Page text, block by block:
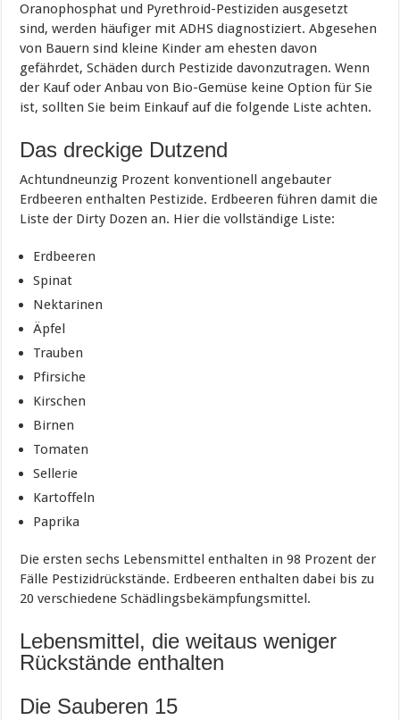
Oranophosphat und Pyrethroid-Pestiziden ausgesetzt
sind, werden häufiger mit ADHS diagnostiziert. Abgesehen
von Bauern sind kleine Kinder am ehesten davon
gefährdet, Schäden durch Pestizide davonzutragen. Wenn
der Kauf oder Anbau von Bio-Gemüse keine Option für Sie
ist, sollten Sie beim Einkauf auf die folgende Liste achten.
Das dreckige Dutzend
Achtundneunzig Prozent konventionell angebauter
Erdbeeren enthalten Pestizide. Erdbeeren führen damit die
Liste der Dirty Dozen an. Hier die vollständige Liste:
Erdbeeren
Spinat
Nektarinen
Äpfel
Trauben
Pfirsiche
Kirschen
Birnen
Tomaten
Sellerie
Kartoffeln
Paprika
Die ersten sechs Lebensmittel enthalten in 98 Prozent der
Fälle Pestizidrückstände. Erdbeeren enthalten dabei bis zu
20 verschiedene Schädlingsbekämpfungsmittel.
Lebensmittel, die weitaus weniger
Rückstände enthalten
Die Sauberen 15